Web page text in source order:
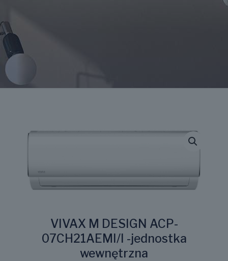
VIVAX M DESIGN ACP-
07CH21AEMI/I -jednostka
wewnętrzna